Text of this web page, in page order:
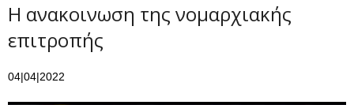
Η ανακοινωση της νομαρχιακής
επιτροπής
04|04|2022